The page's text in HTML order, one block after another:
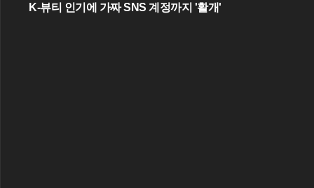
K-뷰티 인기에 가짜 SNS 계정까지 '활개'